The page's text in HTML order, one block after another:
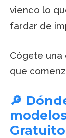
viendo lo
fardar de
Cógete una
que
🔎